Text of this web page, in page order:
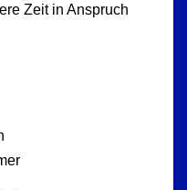
Zeit in Anspruch